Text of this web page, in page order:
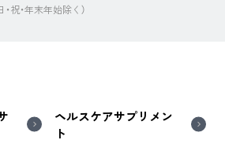
祝・年末年始除く）
ヘルスケアサプリメン
ト